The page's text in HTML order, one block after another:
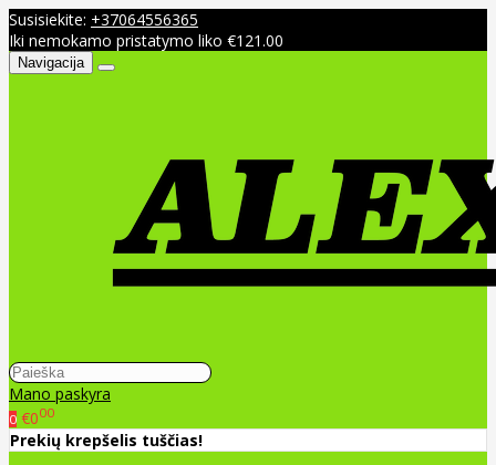
Susisiekite: +37064556365
Iki nemokamo pristatymo liko €121.00
Navigacija
Mano paskyra
0 €000
Prekių krepšelis tuščias!